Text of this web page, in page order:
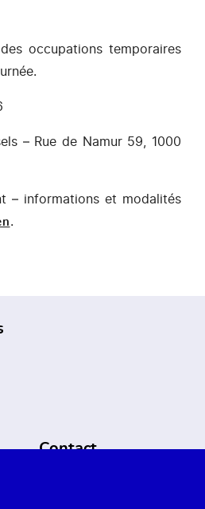
occupations temporaires
– Rue de Namur 59, 1000
– informations et modalités
.
Contact